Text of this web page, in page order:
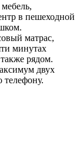
в пешеходной
матрас,
минутах
рядом.
двух
телефону.